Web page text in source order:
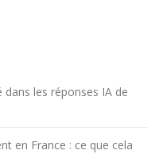
les réponses IA de
en France : ce que cela